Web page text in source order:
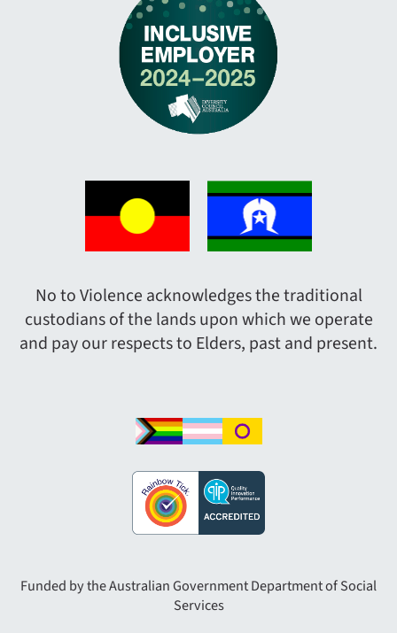
No to Violence acknowledges the traditional
custodians of the lands upon which we operate
and pay our respects to Elders, past and present.
Funded by the Australian Government Department of Social
Services